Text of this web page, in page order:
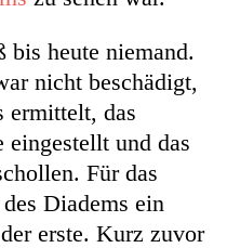
bis heute niemand.
nicht beschädigt,
ermittelt, das
und das
Für das
Diadems ein
erste. Kurz zuvor